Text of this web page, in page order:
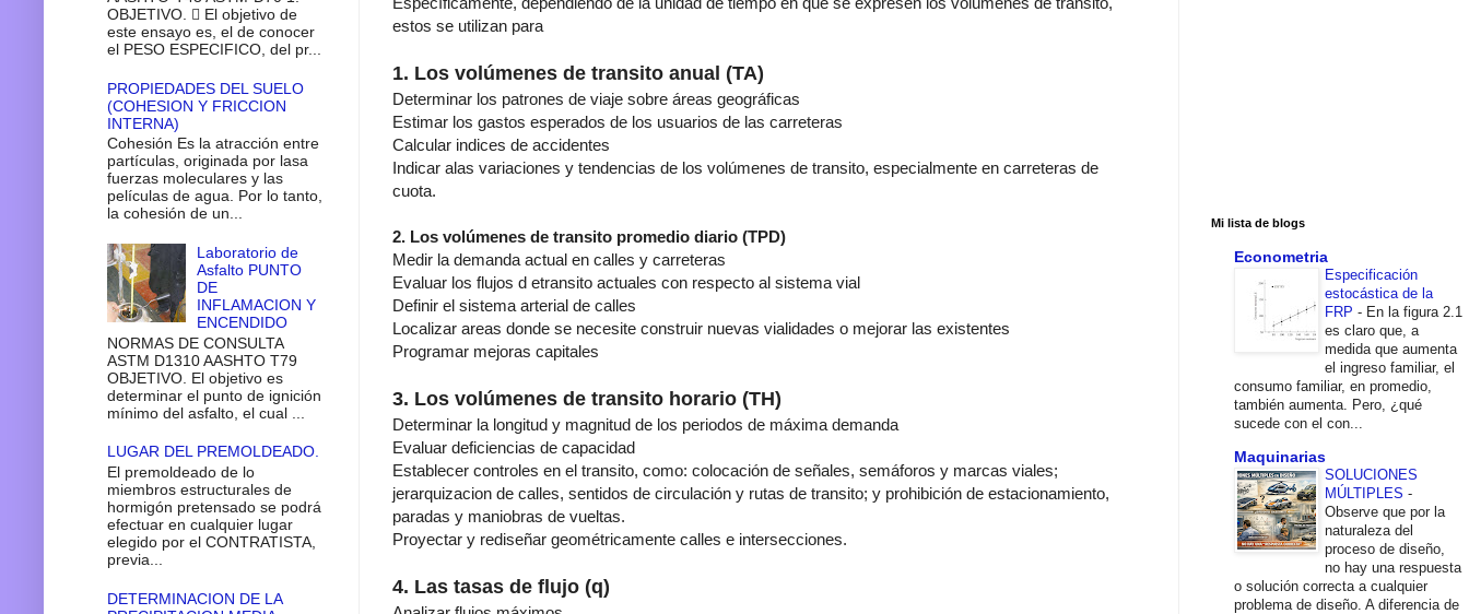
estos se utilizan para
1. Los volúmenes de transito anual (TA)
Determinar los patrones de viaje sobre áreas geográficas
Estimar los gastos esperados de los usuarios de las carreteras
Calcular indices de accidentes
Indicar alas variaciones y tendencias de los volúmenes de transito, especialmente en carreteras de
cuota.
2. Los volúmenes de transito promedio diario (TPD)
Medir la demanda actual en calles y carreteras
Evaluar los flujos d etransito actuales con respecto al sistema vial
Definir el sistema arterial de calles
Localizar areas donde se necesite construir nuevas vialidades o mejorar las existentes
Programar mejoras capitales
3. Los volúmenes de transito horario (TH)
Determinar la longitud y magnitud de los periodos de máxima demanda
Evaluar deficiencias de capacidad
Establecer controles en el transito, como: colocación de señales, semáforos y marcas viales;
jerarquizacion de calles, sentidos de circulación y rutas de transito; y prohibición de estacionamiento,
paradas y maniobras de vueltas.
Proyectar y rediseñar geométricamente calles e intersecciones.
4. Las tasas de flujo (q)
OBJETIVO.  El objetivo de
este ensayo es, el de conocer
el PESO ESPECIFICO, del pr...
PROPIEDADES DEL SUELO
(COHESION Y FRICCION
INTERNA)
Cohesión Es la atracción entre
partículas, originada por lasa
fuerzas moleculares y las
películas de agua. Por lo tanto,
la cohesión de un...
Laboratorio de
Asfalto PUNTO
DE
INFLAMACION Y
ENCENDIDO
NORMAS DE CONSULTA
ASTM D1310 AASHTO T79
OBJETIVO. El objetivo es
determinar el punto de ignición
mínimo del asfalto, el cual ...
LUGAR DEL PREMOLDEADO.
El premoldeado de lo
miembros estructurales de
hormigón pretensado se podrá
efectuar en cualquier lugar
elegido por el CONTRATISTA,
previa...
DETERMINACION DE LA
Mi lista de blogs
Econometria
Especificación
estocástica de la
FRP - En la figura 2.1
es claro que, a
medida que aumenta
el ingreso familiar, el
consumo familiar, en promedio,
también aumenta. Pero, ¿qué
sucede con el con...
Maquinarias
SOLUCIONES
MÚLTIPLES -
Observe que por la
naturaleza del
proceso de diseño,
no hay una respuesta
o solución correcta a cualquier
problema de diseño. A diferencia de